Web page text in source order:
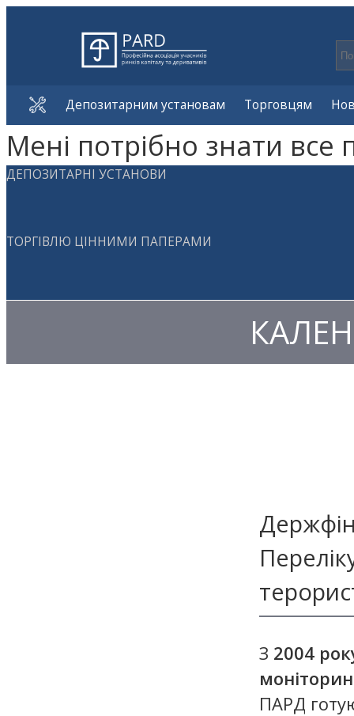
Депозитарним установам Торговцям
Мені потрібно знати все
ДЕПОЗИТАРНІ УСТАНОВИ
ТОРГІВЛЮ ЦІННИМИ ПАПЕРАМИ
З 2004
ПАРД